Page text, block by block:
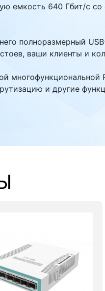
емкость 640 Гбит/с
полноразмерный
ваши клиенты и
многофункциональной
и другие